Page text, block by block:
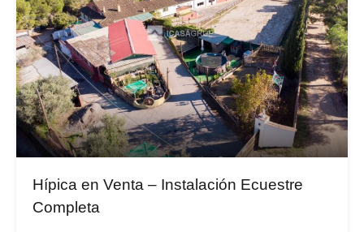
Hípica en Venta – Instalación Ecuestre
Completa